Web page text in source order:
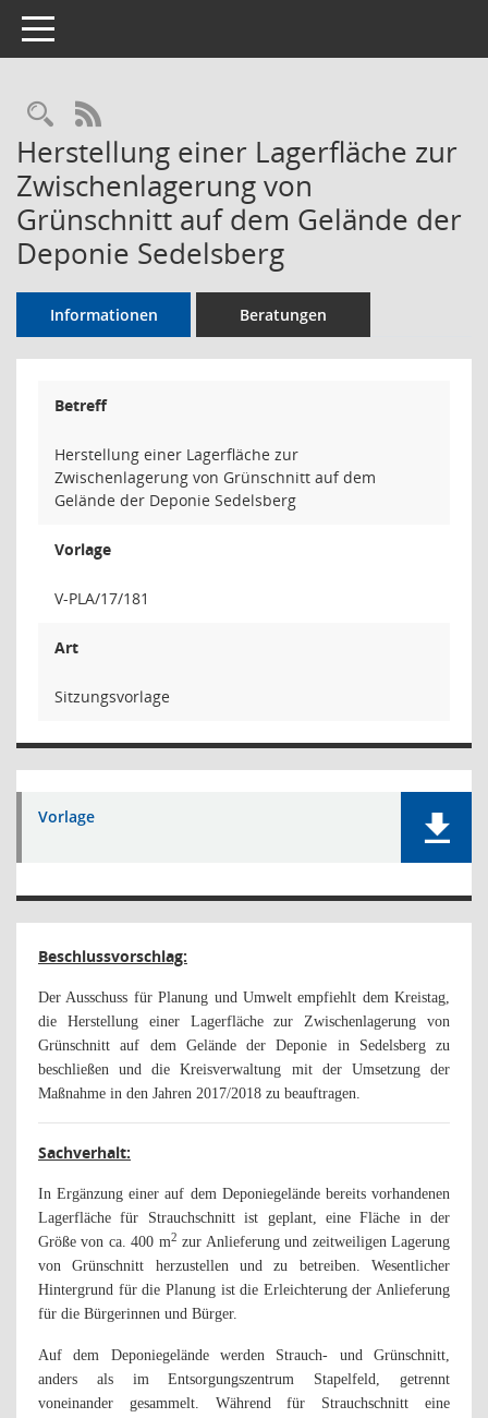
Toggle navigation
Rechercheauswahl
RSS-Feed
Herstellung einer Lagerfläche zur
Zwischenlagerung von
Grünschnitt auf dem Gelände der
Deponie Sedelsberg
Informationen Beratungen
Betreff
Herstellung einer Lagerfläche zur
Zwischenlagerung von Grünschnitt auf dem
Gelände der Deponie Sedelsberg
Vorlage
V-PLA/17/181
Art
Sitzungsvorlage
Vorlage
Beschlussvorschlag:
Der Ausschuss für Planung und Umwelt empfiehlt dem Kreistag,
die Herstellung einer Lagerfläche zur Zwischenlagerung von
Grünschnitt auf dem Gelände der Deponie in Sedelsberg zu
beschließen und die Kreisverwaltung mit der Umsetzung der
Maßnahme in den Jahren 2017/2018 zu beauftragen.
Sachverhalt:
In Ergänzung einer auf dem Deponiegelände bereits vorhandenen
Lagerfläche für Strauchschnitt ist geplant, eine Fläche in der
Größe von ca. 400 m2 zur Anlieferung und zeitweiligen Lagerung
von Grünschnitt herzustellen und zu betreiben. Wesentlicher
Hintergrund für die Planung ist die Erleichterung der Anlieferung
für die Bürgerinnen und Bürger.
Auf dem Deponiegelände werden Strauch- und Grünschnitt,
anders als im Entsorgungszentrum Stapelfeld, getrennt
voneinander gesammelt. Während für Strauchschnitt eine